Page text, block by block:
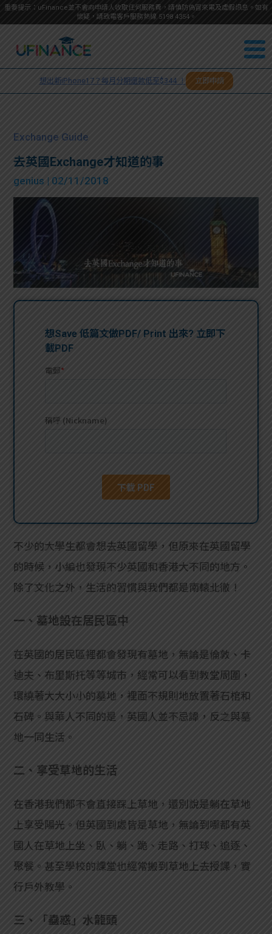
重要提示：uFinance並不會向申請人收取任何服務費，請慎防偽冒來電及虛假訊息。如有
懷疑，請致電客戶服務熱線 5198 4354。
我們
服務
貸款
貸款
計算
學生
費貸
款
貸款
計數
私人
貸款
資訊
Blog
大專
工推
Exc
han
ge
Gui
Gui
de
學生
常見
問題
福利
們
＋
想出新iPhone17？每月分期還款低至$344 ！ 立即申請
Exchange Guide
去英國Exchange才知道的事
genius | 02/11/2018
不少的大學生都會想去英國留學，但原來在英國留學
的時候，小編也發現不少英國和香港大不同的地方。
除了文化之外，生活的習慣與我們都是南轅北徹！
一、墓地設在居民區中
在英國的居民區裡都會發現有墓地，無論是倫敦、卡
迪夫、布里斯托等等城市，經常可以看到教堂周圍，
環繞著大大小小的墓地，裡面不規則地放置著石棺和
石碑。與華人不同的是，英國人並不忌諱，反之與墓
地一同生活。
二、享受草地的生活
在香港我們都不會直接踩上草地，還別說是躺在草地
上享受陽光。但英國到處皆是草地，無論到哪都有英
國人在草地上坐、臥、躺、跪、走路、打球、追逐、
聚餐。甚至學校的課堂也經常搬到草地上去授課，實
行戶外教學。
三、「蠱惑」水龍頭